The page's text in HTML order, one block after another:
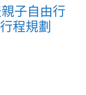
子自由行
程規劃